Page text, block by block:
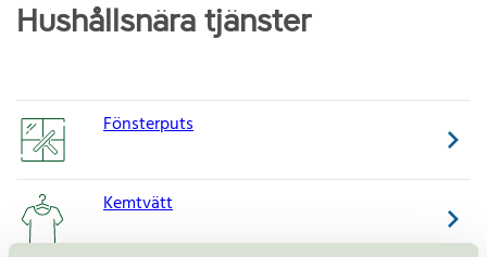
Hushållsnära tjänster
Fönsterputs
Kemtvätt